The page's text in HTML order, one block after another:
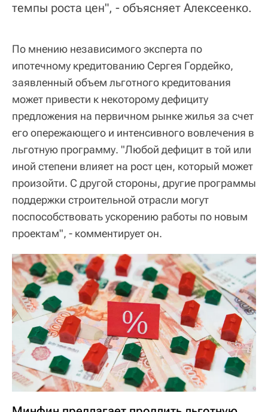
темпы роста цен", - объясняет Алексеенко.
По мнению независимого эксперта по
ипотечному кредитованию Сергея Гордейко,
заявленный объем льготного кредитования
может привести к некоторому дефициту
предложения на первичном рынке жилья за счет
его опережающего и интенсивного вовлечения в
льготную программу. "Любой дефицит в той или
иной степени влияет на рост цен, который может
произойти. С другой стороны, другие программы
поддержки строительной отрасли могут
поспособствовать ускорению работы по новым
проектам", - комментирует он.